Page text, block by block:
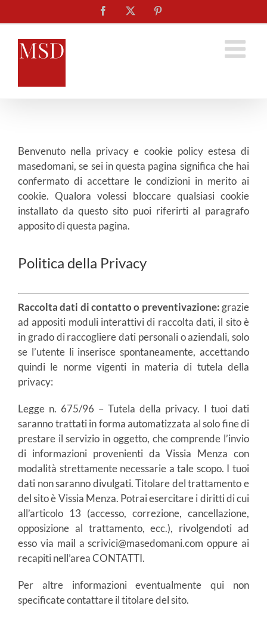
al
contenuto
Facebook
Benvenuto nella privacy e cookie policy estesa di
masedomani, se sei in questa pagina significa che hai
confermato di accettare le condizioni in merito ai
cookie. Qualora volessi bloccare qualsiasi cookie
installato da questo sito puoi riferirti al paragrafo
apposito di questa pagina.
Politica della Privacy
Raccolta dati di contatto o preventivazione: grazie
ad appositi moduli interattivi di raccolta dati, il sito è
in grado di raccogliere dati personali o aziendali, solo
se l’utente li inserisce spontaneamente, accettando
quindi le norme vigenti in materia di tutela della
privacy:
Legge n. 675/96 – Tutela della privacy. I tuoi dati
saranno trattati in forma automatizzata al solo fine di
prestare il servizio in oggetto, che comprende l’invio
di informazioni provenienti da Vissia Menza con
modalità strettamente necessarie a tale scopo. I tuoi
dati non saranno divulgati. Titolare del trattamento e
del sito è Vissia Menza. Potrai esercitare i diritti di cui
all’articolo 13 (accesso, correzione, cancellazione,
opposizione al trattamento, ecc.), rivolgendoti ad
esso via mail a scrivici@masedomani.com oppure ai
recapiti nell’area CONTATTI.
Per altre informazioni eventualmente qui non
specificate contattare il titolare del sito.